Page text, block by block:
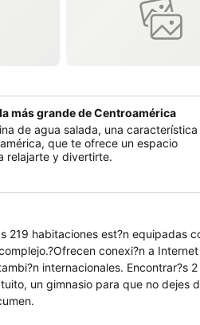
más grande de Centroamérica
de agua salada, una característica
que te ofrece un espacio
relajarte y divertirte.
219 habitaciones est?n equipadas
conexi?n a
internacionales. Encontrar?s
un gimnasio para que no dejes